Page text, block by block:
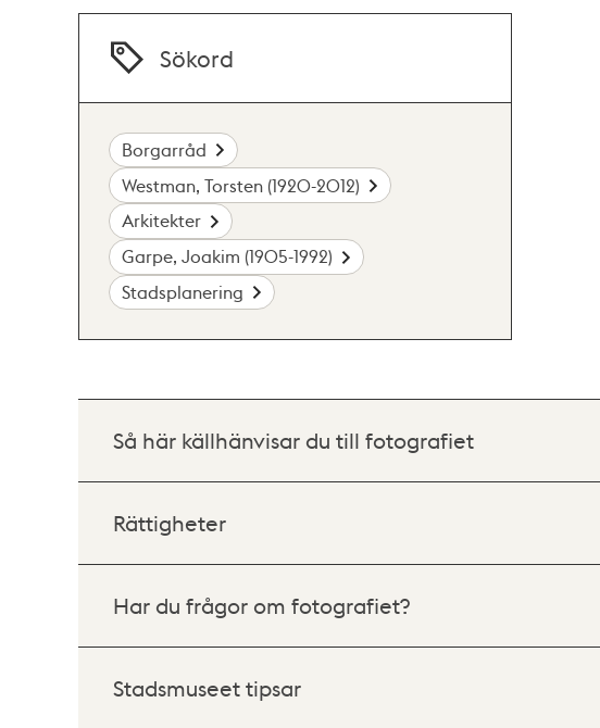
Sökord
Borgarråd
Westman, Torsten (1920-2012)
Arkitekter
Garpe, Joakim (1905-1992)
Stadsplanering
Så här källhänvisar du till fotografiet
Rättigheter
Har du frågor om fotografiet?
Stadsmuseet tipsar